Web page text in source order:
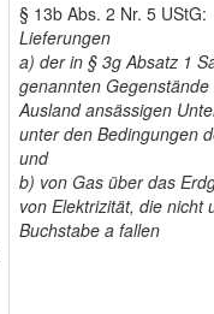
§ 13b Abs. 2 Nr. 5 UStG:
Lieferungen
a) der in § 3g Absatz 1
genannten
Ausland ansässigen
unter den Bedingungen
und
b) von Gas über das
von Elektrizität, die nicht
Buchstabe a fallen